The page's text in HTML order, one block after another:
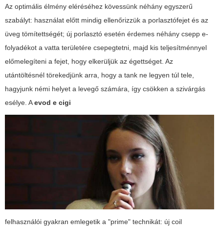
Az optimális élmény eléréséhez kövessünk néhány egyszerű
szabályt: használat előtt mindig ellenőrizzük a porlasztófejet és az
üveg tömítettségét; új porlasztó esetén érdemes néhány csepp e-
folyadékot a vatta területére csepegtetni, majd kis teljesítménnyel
előmelegíteni a fejet, hogy elkerüljük az égettséget. Az
utántöltésnél törekedjünk arra, hogy a tank ne legyen túl tele,
hagyjunk némi helyet a levegő számára, így csökken a szivárgás
esélye. Aevod e cigi
felhasználói gyakran emlegetik a "prime" technikát: új coil